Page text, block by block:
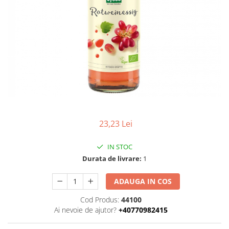
Ciocolata, cacao si cafea
Sare si mixuri de sare
Dulceata si creme bio
Compoturi bio
23,23 Lei
IN STOC
Durata de livrare: 1
ADAUGA IN COS
Cod Produs: 44100
Ai nevoie de ajutor? +40770982415